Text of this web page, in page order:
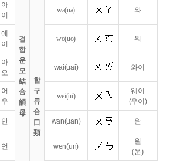
결
합
운
모
結
合
韻
母
아
이
합
구
류
合
口
類
wa(ua) 와
에
이
wo(uo) 워
아
오
wai(uai) 와이
어
우
wei(ui)
웨이
(우이)
안 wan(uan) 완
언 wen(un)
원
(운)